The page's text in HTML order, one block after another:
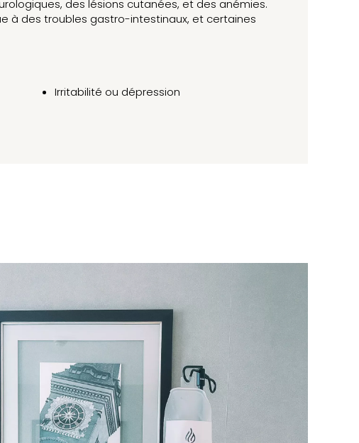
des lésions cutanées, et des anémies.
à des troubles gastro-intestinaux, et certaines
Irritabilité ou dépression